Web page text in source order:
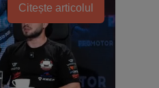
Citește articolul